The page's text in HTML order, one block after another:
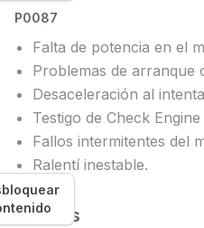
P0087
Falta de potencia en el
Problemas de arranque
Desaceleración al
Testigo de Check
Fallos intermitentes del
Ralentí inestable.
Causas